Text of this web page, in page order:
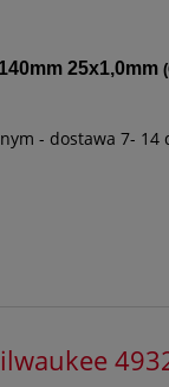
25x1,0mm
- dostawa 7- 14